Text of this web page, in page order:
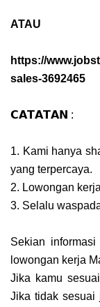
ATAU
https://
sales-3692465
𝗖𝗔𝗧𝗔𝗧𝗔𝗡 :
1. Kami hanya
yang terpercaya.
2. Lowongan
3. Selalu
Sekian
lowongan kerja
Jika kamu
Jika tidak sesuai